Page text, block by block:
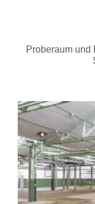
Proberaum und